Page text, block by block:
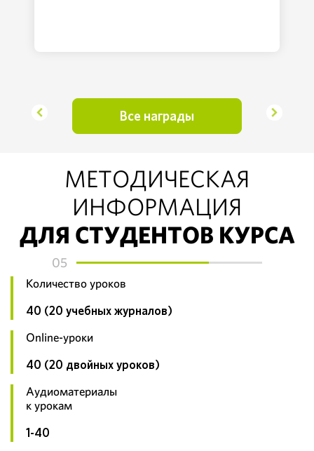
Все награды
МЕТОДИЧЕСКАЯ
ИНФОРМАЦИЯ
ДЛЯ СТУДЕНТОВ КУРСА
05
Количество уроков
40 (20 учебных журналов)
Online-уроки
40 (20 двойных уроков)
Аудиоматериалы
к урокам
1-40